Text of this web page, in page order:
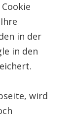
in der
in den
wird